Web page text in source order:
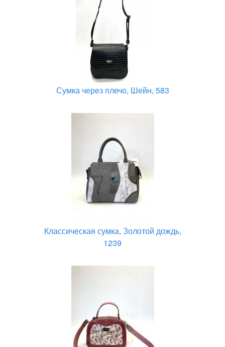
Сумка через плечо, Шейн, 583
Классическая сумка, Золотой дождь,
1239